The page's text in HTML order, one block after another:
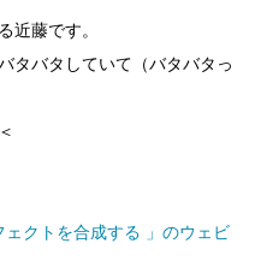
近藤です。
タバタしていて（バタバタっ
ェクトを合成する 」のウェビ